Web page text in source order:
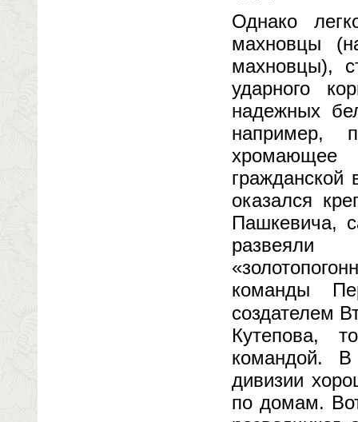
Однако
махновцы
махновцы),
ударного
надежных
например,
хромающее
оказался
Пашкевича,
развеяли
команды
создателем
Кутепова,
командой.
дивизии
по домам.